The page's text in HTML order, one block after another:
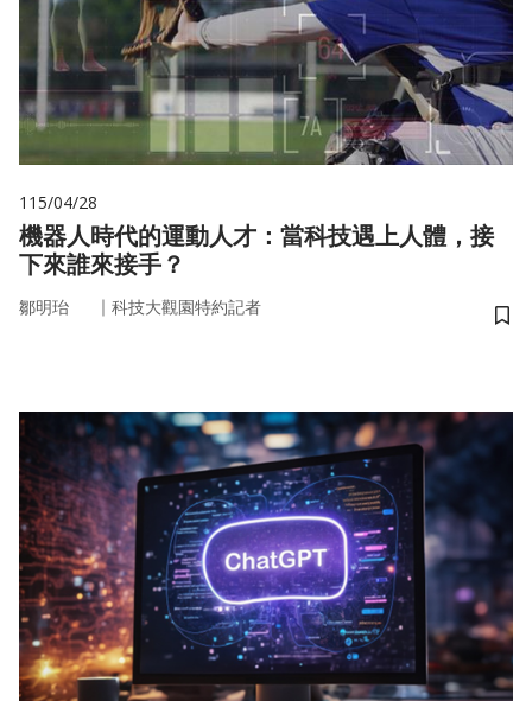
115/04/28
機器人時代的運動人才：當科技遇上人體，接
下來誰來接手？
鄒明珆 ｜ 科技大觀園特約記者
儲